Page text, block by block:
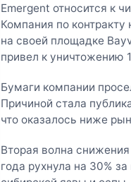
Emergent относится к
Компания по
на своей площадке
привел к уничтожению
Бумаги компании
Причиной стала
что оказалось ниже
Вторая волна
года рухнула на 30%